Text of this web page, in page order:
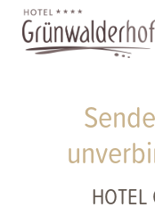
HOTEL